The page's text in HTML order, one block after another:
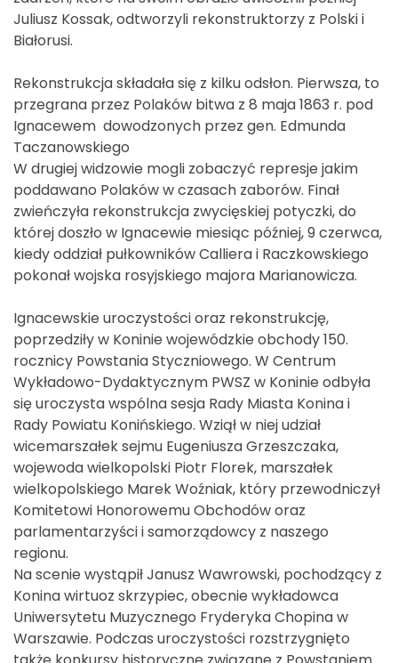
Juliusz Kossak, odtworzyli rekonstruktorzy z Polski i
Białorusi.
Rekonstrukcja składała się z kilku odsłon. Pierwsza, to
przegrana przez Polaków bitwa z 8 maja 1863 r. pod
Ignacewem dowodzonych przez gen. Edmunda
Taczanowskiego
W drugiej widzowie mogli zobaczyć represje jakim
poddawano Polaków w czasach zaborów. Finał
zwieńczyła rekonstrukcja zwycięskiej potyczki, do
której doszło w Ignacewie miesiąc później, 9 czerwca,
kiedy oddział pułkowników Calliera i Raczkowskiego
pokonał wojska rosyjskiego majora Marianowicza.
Ignacewskie uroczystości oraz rekonstrukcję,
poprzedziły w Koninie wojewódzkie obchody 150.
rocznicy Powstania Styczniowego. W Centrum
Wykładowo-Dydaktycznym PWSZ w Koninie odbyła
się uroczysta wspólna sesja Rady Miasta Konina i
Rady Powiatu Konińskiego. Wziął w niej udział
wicemarszałek sejmu Eugeniusza Grzeszczaka,
wojewoda wielkopolski Piotr Florek, marszałek
wielkopolskiego Marek Woźniak, który przewodniczył
Komitetowi Honorowemu Obchodów oraz
parlamentarzyści i samorządowcy z naszego
regionu.
Na scenie wystąpił Janusz Wawrowski, pochodzący z
Konina wirtuoz skrzypiec, obecnie wykładowca
Uniwersytetu Muzycznego Fryderyka Chopina w
Warszawie. Podczas uroczystości rozstrzygnięto